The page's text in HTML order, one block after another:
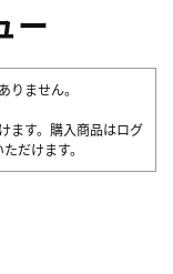
ー
ません。
ます。購入商品はログ
だけます。